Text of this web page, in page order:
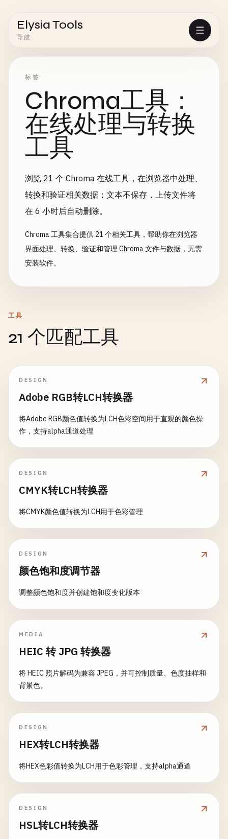
Elysia Tools
导航
标签
Chroma工具：
在线处理与转换
工具
浏览 21 个 Chroma 在线工具，在浏览器中处理、
转换和验证相关数据；文本不保存，上传文件将
在 6 小时后自动删除。
Chroma 工具集合提供 21 个相关工具，帮助你在浏览器
界面处理、转换、验证和管理 Chroma 文件与数据，无需
安装软件。
工具
21 个匹配工具
DESIGN
Adobe RGB转LCH转换器
将Adobe RGB颜色值转换为LCH色彩空间用于直观的颜色操
作，支持alpha通道处理
DESIGN
CMYK转LCH转换器
将CMYK颜色值转换为LCH用于色彩管理
DESIGN
颜色饱和度调节器
调整颜色饱和度并创建饱和度变化版本
MEDIA
HEIC 转 JPG 转换器
将 HEIC 照片解码为兼容 JPEG，并可控制质量、色度抽样和
背景色。
DESIGN
HEX转LCH转换器
将HEX色彩值转换为LCH用于色彩管理，支持alpha通道
DESIGN
HSL转LCH转换器